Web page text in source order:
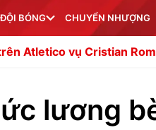
ĐỘI BÓNG CHUYỂN NHƯỢNG
Cristian Romero Lộ diện
lương